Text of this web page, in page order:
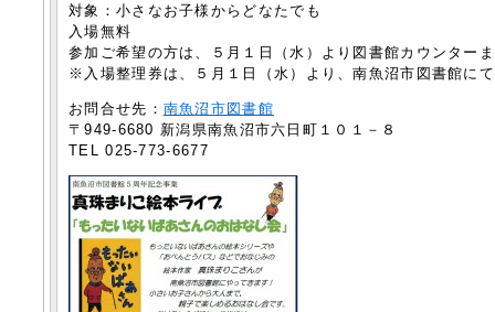
対象：小さなお子様からどなたでも
入場無料
参加ご希望の方は、５月１日（水）より図書館カウンター
※入場整理券は、５月１日（水）より、南魚沼市図書館に
お問合せ先： 南魚沼市図書館
〒949-6680 新潟県南魚沼市六日町１０１－８
TEL 025-773-6677